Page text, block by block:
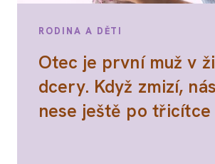
RODINA A DĚTI
Otec je první muž v
dcery. Když zmizí,
nese ještě po třicítce